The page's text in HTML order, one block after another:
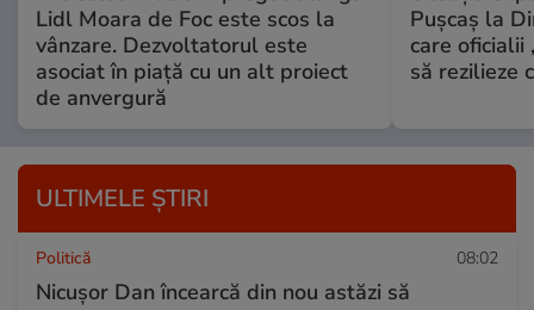
Lidl Moara de Foc este scos la
vânzare. Dezvoltatorul este
asociat în piață cu un alt proiect
de anvergură
Puşcaş la
care oficialii
să rezilieze
ULTIMELE ȘTIRI
Politică 08:02
Nicușor Dan încearcă din nou astăzi să